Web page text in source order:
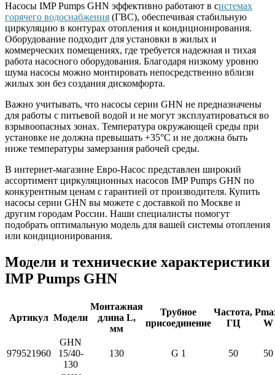
Насосы IMP Pumps GHN эффективно работают в системах
горячего водоснабжения (ГВС), обеспечивая стабильную
циркуляцию в контурах отопления и кондиционирования.
Оборудование подходит для установки в жилых и
коммерческих помещениях, где требуется надежная и тихая
работа насосного оборудования. Благодаря низкому уровню
шума насосы можно монтировать непосредственно вблизи
жилых зон без создания дискомфорта.
Важно учитывать, что насосы серии GHN не предназначены
для работы с питьевой водой и не могут эксплуатироваться во
взрывоопасных зонах. Температура окружающей среды при
установке не должна превышать +35°C и не должна быть
ниже температуры замерзания рабочей среды.
В интернет-магазине Евро-Насос представлен широкий
ассортимент циркуляционных насосов IMP Pumps GHN по
конкурентным ценам с гарантией от производителя. Купить
насосы серии GHN вы можете с доставкой по Москве и
другим городам России. Наши специалисты помогут
подобрать оптимальную модель для вашей системы отопления
или кондиционирования.
Модели и технические характеристики
IMP Pumps GHN
Артикул Модели
Монтажная
длина L,
мм
Трубное
присоединение
Частота,
ГЦ
W
979521960
GHN
15/40-
130
130 G 1 50 50